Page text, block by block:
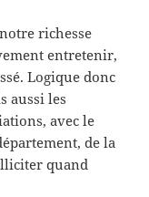
richesse
entretenir,
Logique donc
aussi les
avec le
de la
quand